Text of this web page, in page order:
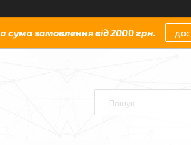
сума замовлення від 2000 грн.